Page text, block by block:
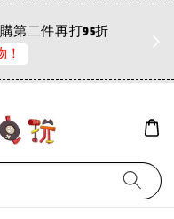
第二件再打95折